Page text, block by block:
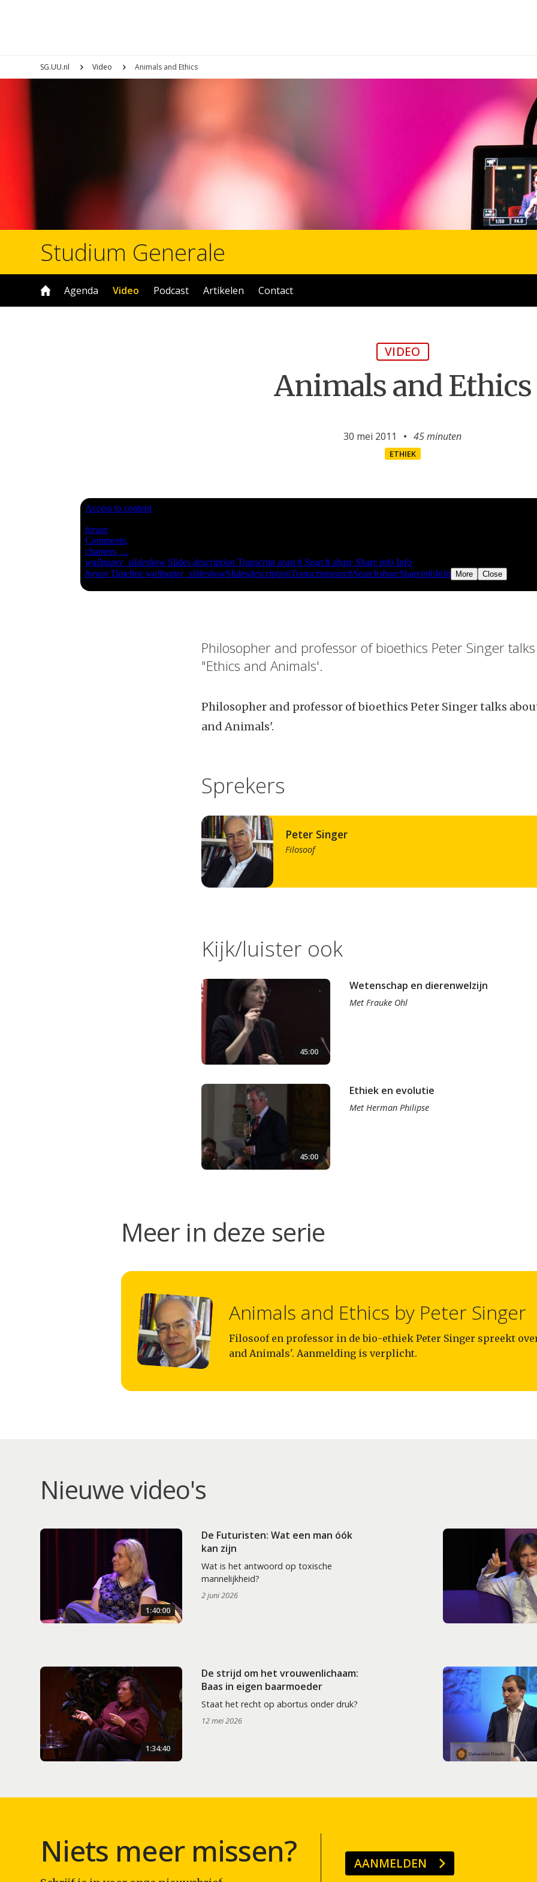
SG.UU.nl Video Animals and Ethics
Studium Generale
Agenda Video Podcast Artikelen Contact
VIDEO
Animals and Ethics
30 mei 2011 45 minuten
ETHIEK
Philosopher and professor of bioethics Peter Singer
"Ethics and Animals'.
Philosopher and professor of bioethics Peter Singer talks
and Animals'.
Sprekers
Peter Singer
Filosoof
Kijk/luister ook
45:00
Wetenschap en dierenwelzijn
Met Frauke Ohl
45:00
Ethiek en evolutie
Met Herman Philipse
Meer in deze serie
Animals and Ethics by Peter Singer
Filosoof en professor in de bio-ethiek Peter Singer spreekt
and Animals'. Aanmelding is verplicht.
Nieuwe video's
1:40:00
De Futuristen: Wat een man óók
kan zijn
Wat is het antwoord op toxische
mannelijkheid?
2 juni 2026
1:34:40
De strijd om het vrouwenlichaam:
Baas in eigen baarmoeder
Staat het recht op abortus onder druk?
12 mei 2026
Niets meer missen? AANMELDEN